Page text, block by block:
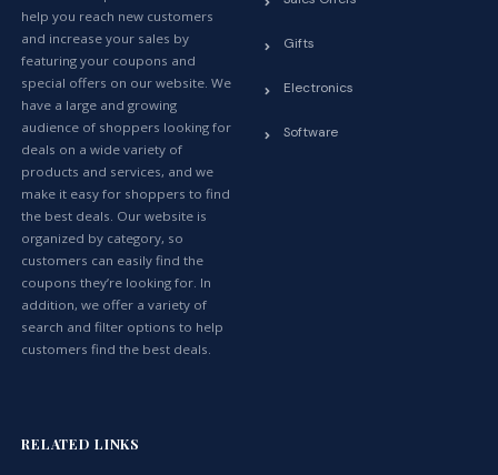
help you reach new customers
and increase your sales by
featuring your coupons and
special offers on our website. We
have a large and growing
audience of shoppers looking for
deals on a wide variety of
products and services, and we
make it easy for shoppers to find
the best deals. Our website is
organized by category, so
customers can easily find the
coupons they’re looking for. In
addition, we offer a variety of
search and filter options to help
customers find the best deals.
Gifts
Electronics
Software
RELATED LINKS